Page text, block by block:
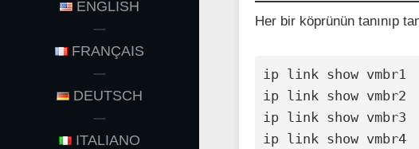
ENGLISH
FRANÇAIS
DEUTSCH
ITALIANO
Her bir köprünün tanınıp
ip link show vmbr1
ip link show vmbr2
ip link show vmbr3
ip link show vmbr4